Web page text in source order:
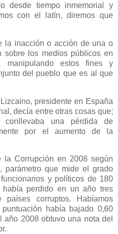
desde tiempo inmemorial y
con el latín, diremos que
la inacción o acción de una o
sobre los medios públicos en
manipulando estos fines y
del pueblo que es al que
presidente en España
decía entre otras cosas que;
conllevaba una pérdida de
por el aumento de la
la Corrupción en 2008 según
parámetro que mide el grado
y políticos de 180
perdido en un año tres
corruptos. Habíamos
había bajado 0,60
2008 obtuvo una nota del